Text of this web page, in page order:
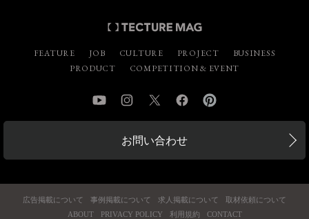
FEATURE JOB CULTURE PROJECT
BUSINESS
PRODUCT
COMPETITION & EVENT
YouTube InstagramTwitter Facebook
お問い合わせ
広告掲載について 事例掲載について 求人掲載について
取材依頼について
ABOUT
PRIVACY POLICY 利用規約 CONTACT